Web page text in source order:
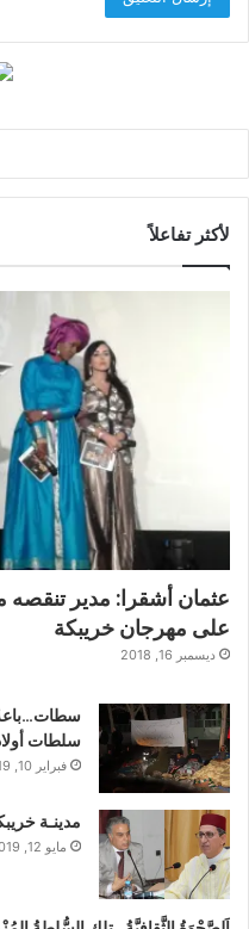
لأكثر تفاعلاً
عثمان أشقرا: مدير تنقصه
على مهرجان خريبكة
ديسمبر 16, 2018
سطات…باعةٌ
سلطات
فبراير 10, 2019
مدينـة
مايو 12, 2019